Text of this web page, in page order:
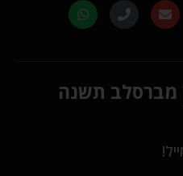
מברסלב תשנה